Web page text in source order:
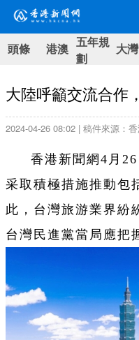
頭條 港澳 五年規
劃
大
大陸呼籲交流合作
2024-04-26 08:02 | 稿件來源：
香港新聞網4月
采取積極措施推動包
此，台灣旅游業界紛
台灣民進黨當局應把